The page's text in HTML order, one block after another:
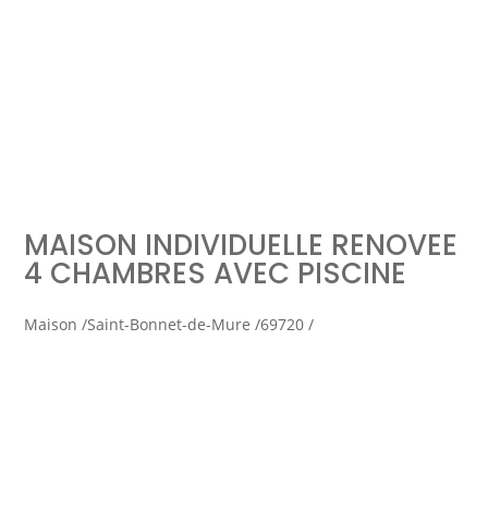
Rejoindre Weloge
Trouver un consultant
MAISON INDIVIDUELLE RENOVEE
4 CHAMBRES AVEC PISCINE
Maison /Saint-Bonnet-de-Mure /69720 /